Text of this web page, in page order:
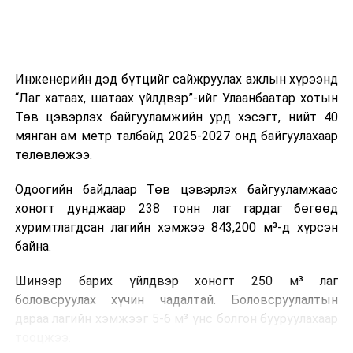
өдөр тутмын ажлын бэлэн байдлыг хангах зэрэг
практик ур чадварыг сургалтын хөтөлбөрт тусгажээ.
Сургалтыг танилцуулах лекц, асуулт-хариулт,
жишээнд суурилсан сургалт, багаар ажиллах дасгал,
танилцах, онцгой нөхцөлд ажиллах дадлага зэрэг
онол, практик хосолсон хэлбэрээр зохион байгуулж
байна.
зохион байгуулах Үндэсний хорооны Ажлын алба,
Нийслэлийн тээврийн газар, Автотээврийн үндэсний
төв болон Тээврийн цагдаагийн албаны холбогдох
Инженерийн дэд бүтцийг сайжруулах ажлын хүрээнд
“Лаг хатаах, шатаах үйлдвэр”-ийг Улаанбаатар хотын
Төв цэвэрлэх байгууламжийн урд хэсэгт, нийт 40
мянган ам метр талбайд 2025-2027 онд байгуулахаар
төлөвлөжээ.
Одоогийн байдлаар Төв цэвэрлэх байгууламжаас
хоногт дунджаар 238 тонн лаг гардаг бөгөөд
хуримтлагдсан лагийн хэмжээ 843,200 м³-д хүрсэн
байна.
Шинээр барих үйлдвэр хоногт 250 м³ лаг
боловсруулах хүчин чадалтай. Боловсруулалтын
дараа лагийн хэмжээг 5-6 м³ үнс болгон бууруулахаар